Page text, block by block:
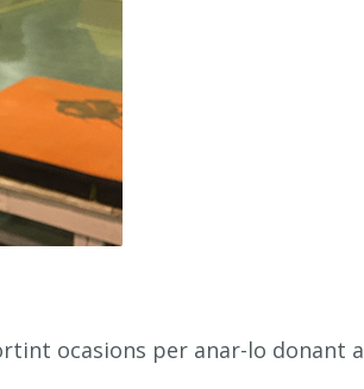
ocasions per anar-lo donant a